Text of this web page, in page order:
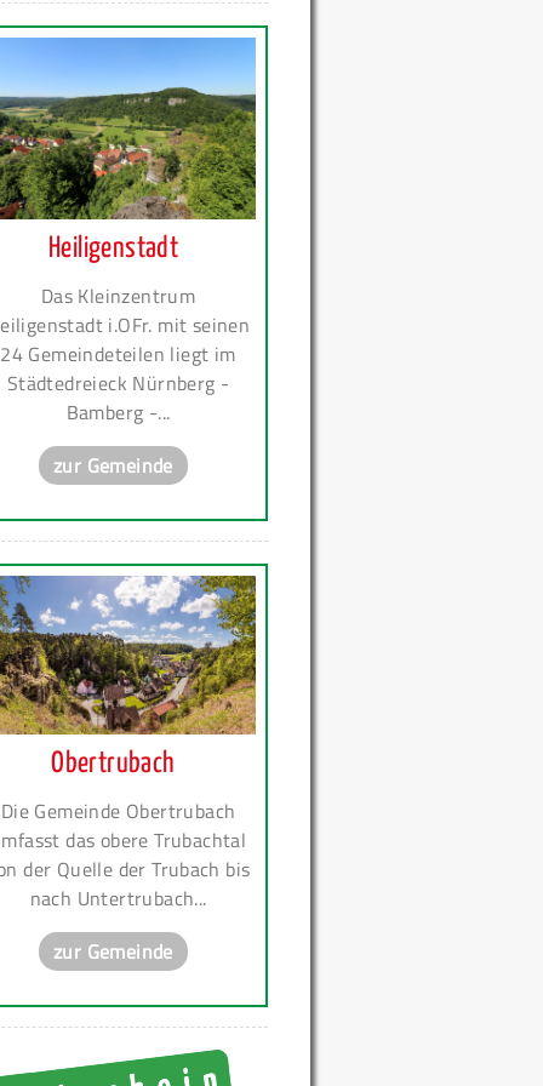
Heiligenstadt
Das Kleinzentrum
i.OFr. mit seinen
24 Gemeindeteilen liegt im
Städtedreieck Nürnberg -
Bamberg -...
zur Gemeinde
Obertrubach
Die Gemeinde Obertrubach
das obere Trubachtal
der Quelle der Trubach bis
nach Untertrubach...
zur Gemeinde